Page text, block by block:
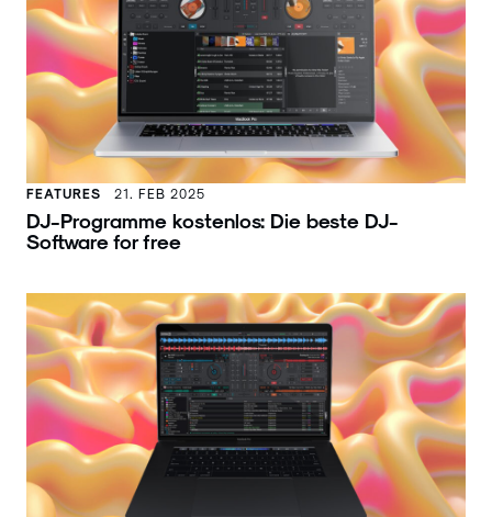
FEATURES 21. FEB 2025
DJ-Programme kostenlos: Die beste DJ-
Software for free